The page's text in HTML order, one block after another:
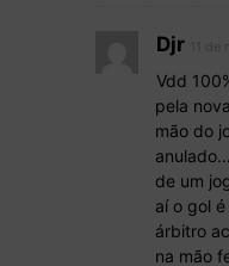
Djr
Vdd
pela
mão do
de um
aí o gol
árbitro
na mão